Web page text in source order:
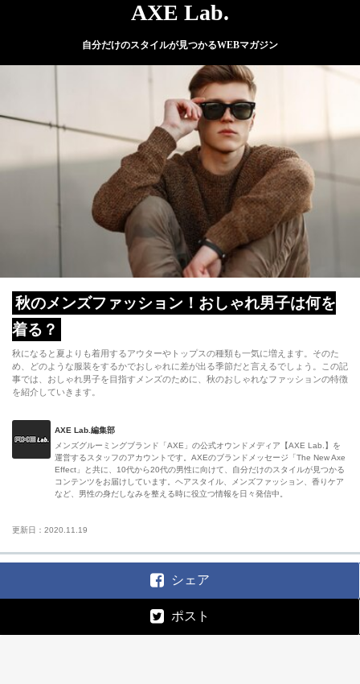
AXE Lab.
自分だけのスタイルが見つかるWEBマガジン
秋のメンズファッション！おしゃれ男子は何を
着る？
秋になると夏よりも着用するアウターやトップスの種類も一気に増えます。そのた
め、どのような服装をするかでおしゃれに差が出る季節だと言えるでしょう。この記
事では、おしゃれ男子を目指すメンズのために、秋のおしゃれなファッションの特徴
を紹介していきます。
AXE Lab.編集部
メンズグルーミングブランド「AXE」の公式オウンドメディア【AXE Lab.】を
運営するスタッフのアカウントです。AXEのブランドメッセージ「The New Axe
Effect」と共に、10代から20代の男性に向けて、自分だけのスタイルが見つかる
コンテンツをお届けしています。ヘアスタイル、メンズファッション、香りケア
など、男性の身だしなみを整える時に役立つ情報を日々発信中。
更新日：2020.11.19
シェア
ポスト